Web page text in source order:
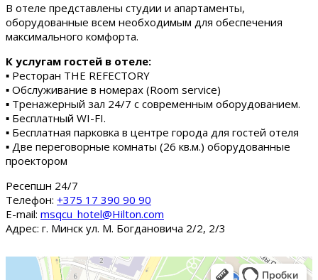
В отеле представлены студии и апартаменты,
оборудованные всем необходимым для обеспечения
максимального комфорта.
К услугам гостей в отеле:
▪ Ресторан THE REFECTORY
▪ Обслуживание в номерах (Room service)
▪ Тренажерный зал 24/7 с современным оборудованием.
▪ Бесплатный WI-FI.
▪ Бесплатная парковка в центре города для гостей отеля
▪ Две переговорные комнаты (26 кв.м.) оборудованные
проектором
Ресепшн 24/7
Tелефон: +375 17 390 90 90
E-mail: msqcu_hotel@Hilton.com
Адрес: г. Минск ул. М. Богдановича 2/2, 2/3